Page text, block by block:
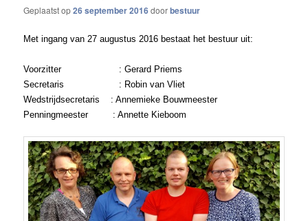
Geplaatst op26 september 2016doorbestuur
Met ingang van 27 augustus 2016 bestaat het bestuur uit:
Voorzitter
: Gerard Priems
Secretaris
: Robin van Vliet
Wedstrijdsecretaris
: Annemieke Bouwmeester
Penningmeester
: Annette Kieboom